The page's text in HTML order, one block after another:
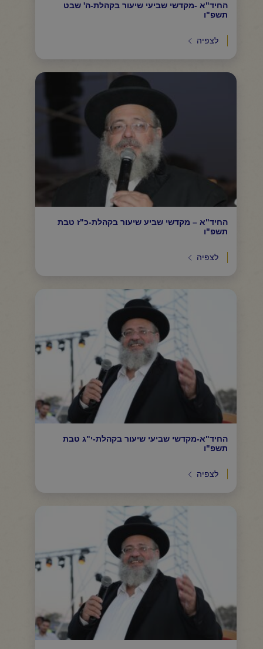
החיד"א -מקדשי שביעי שיעור בקהלת-ה' שבט
תשפ"ו
לצפיה
החיד"א – מקדשי שביע שיעור בקהלת-כ"ז טבת
תשפ"ו
לצפיה
החיד"א-מקדשי שביעי שיעור בקהלת-י"ג טבת
תשפ"ו
לצפיה